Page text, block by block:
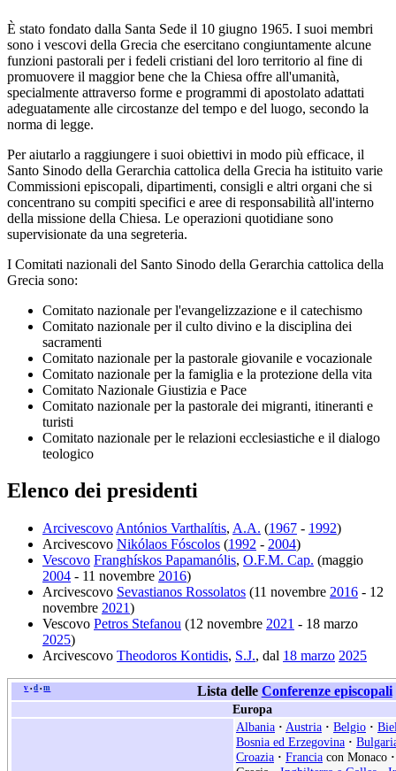
È stato fondato dalla Santa Sede il 10 giugno 1965. I suoi membri
sono i vescovi della Grecia che esercitano congiuntamente alcune
funzioni pastorali per i fedeli cristiani del loro territorio al fine di
promuovere il maggior bene che la Chiesa offre all'umanità,
specialmente attraverso forme e programmi di apostolato adattati
adeguatamente alle circostanze del tempo e del luogo, secondo la
norma di legge.
Per aiutarlo a raggiungere i suoi obiettivi in ​​modo più efficace, il
Santo Sinodo della Gerarchia cattolica della Grecia ha istituito varie
Commissioni episcopali, dipartimenti, consigli e altri organi che si
concentrano su compiti specifici e aree di responsabilità all'interno
della missione della Chiesa. Le operazioni quotidiane sono
supervisionate da una segreteria.
I Comitati nazionali del Santo Sinodo della Gerarchia cattolica della
Grecia sono:
Comitato nazionale per l'evangelizzazione e il catechismo
Comitato nazionale per il culto divino e la disciplina dei
sacramenti
Comitato nazionale per la pastorale giovanile e vocazionale
Comitato nazionale per la famiglia e la protezione della vita
Comitato Nazionale Giustizia e Pace
Comitato nazionale per la pastorale dei migranti, itineranti e
turisti
Comitato nazionale per le relazioni ecclesiastiche e il dialogo
teologico
Elenco dei presidenti
Arcivescovo Antónios Varthalítis, A.A. (1967 - 1992)
Arcivescovo Nikólaos Fóscolos (1992 - 2004)
Vescovo Franghískos Papamanólis, O.F.M. Cap. (maggio
2004 - 11 novembre 2016)
Arcivescovo Sevastianos Rossolatos (11 novembre 2016 - 12
novembre 2021)
Vescovo Petros Stefanou (12 novembre 2021 - 18 marzo
2025)
Arcivescovo Theodoros Kontidis, S.J., dal 18 marzo 2025
v • d • m Lista delle Conferenze episcopali
Europa
Albania · Austria · Belgio ·
Bosnia ed Erzegovina ·
Croazia · Francia con Monaco ·